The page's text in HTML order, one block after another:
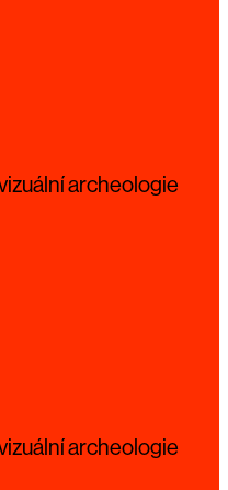
archeologie
archeologie